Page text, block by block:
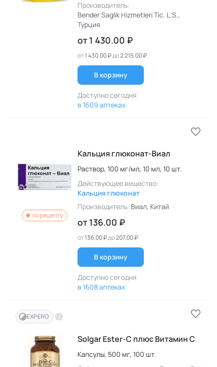
Производитель:
Bender Saglik Hizmetleri Tic. L.S.,
Турция
от 1 430.00 ₽
от1 430.00 ₽до2 215.00 ₽
В корзину
Доступно сегодня
в 1609 аптеках
по рецепту
Кальция глюконат-Виал
Раствор, 100 мг/мл, 10 мл, 10 шт.
Действующее вещество:
Кальция глюконат
Производитель: Виал, Китай
от 136.00 ₽
от136.00 ₽до207.00 ₽
В корзину
Доступно сегодня
в 1608 аптеках
EXPERO
Solgar Ester-C плюс Витамин C
Капсулы, 500 мг, 100 шт.